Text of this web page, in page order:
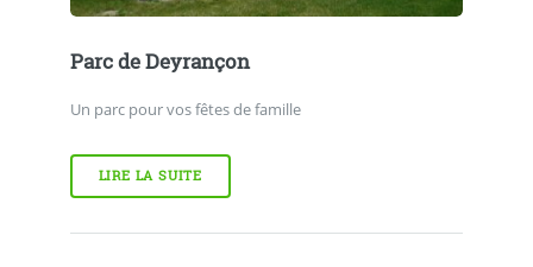
Parc de Deyrançon
Un parc pour vos fêtes de famille
LIRE LA SUITE